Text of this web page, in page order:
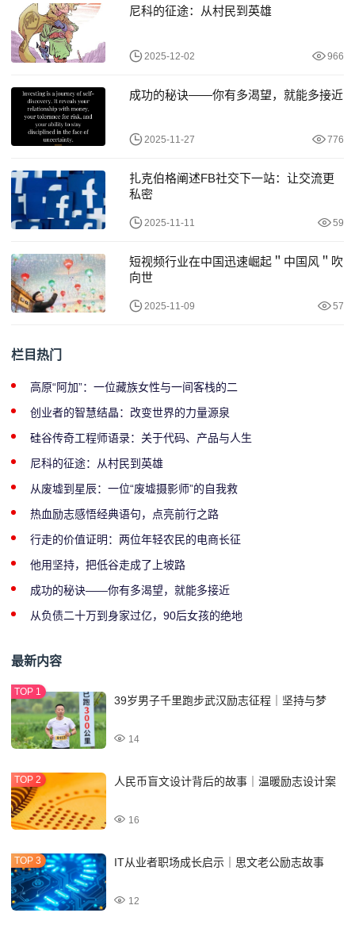
尼科的征途：从村民到英雄
2025-12-02 966
成功的秘诀——你有多渴望，就能多接近
2025-11-27 776
扎克伯格阐述FB社交下一站：让交流更
私密
2025-11-11 59
短视频行业在中国迅速崛起＂中国风＂吹
向世
2025-11-09 57
栏目热门
高原“阿加”：一位藏族女性与一间客栈的二
创业者的智慧结晶：改变世界的力量源泉
硅谷传奇工程师语录：关于代码、产品与人生
尼科的征途：从村民到英雄
从废墟到星辰：一位“废墟摄影师”的自我救
热血励志感悟经典语句，点亮前行之路
行走的价值证明：两位年轻农民的电商长征
他用坚持，把低谷走成了上坡路
成功的秘诀——你有多渴望，就能多接近
从负债二十万到身家过亿，90后女孩的绝地
最新内容
39岁男子千里跑步武汉励志征程｜坚持与梦
14
人民币盲文设计背后的故事｜温暖励志设计案
16
IT从业者职场成长启示｜思文老公励志故事
12